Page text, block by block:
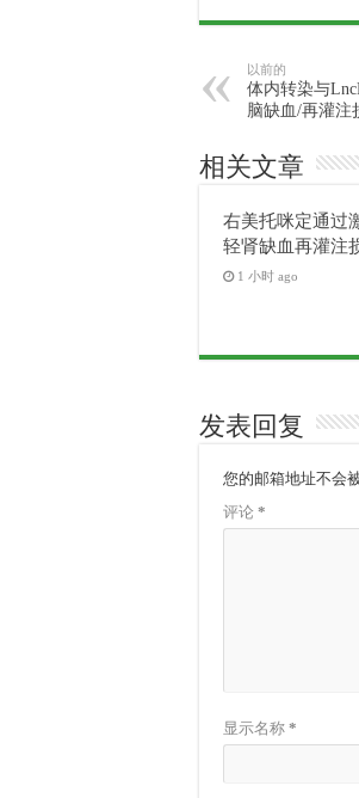
以前的
体内转染与
脑缺血/再灌注
相关文章
右美托咪定通过
轻肾缺血再灌注
1 小时 ago
发表回复
您的邮箱地址不会
评论 *
显示名称 *